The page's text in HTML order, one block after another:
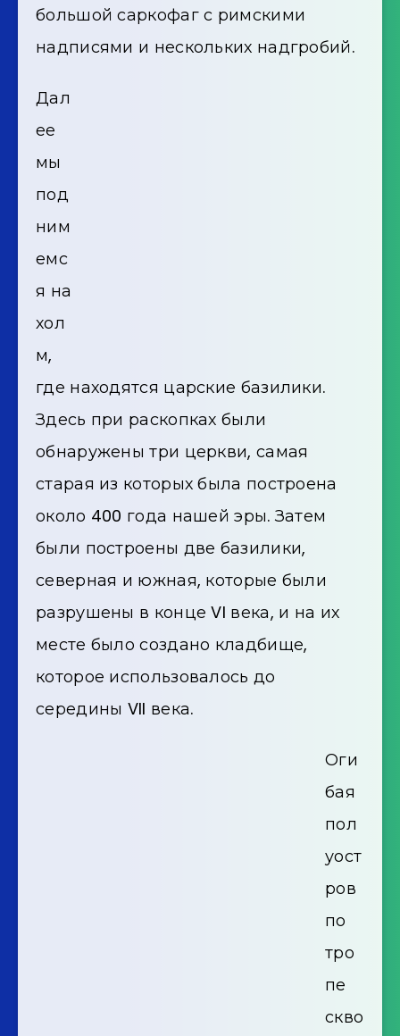
большой саркофаг с римскими
надписями и нескольких надгробий.
Дал
ее
мы
под
ним
емс
я на
хол
м,
где находятся царские базилики.
Здесь при раскопках были
обнаружены три церкви, самая
старая из которых была построена
около 400 года нашей эры. Затем
были построены две базилики,
северная и южная, которые были
разрушены в конце VI века, и на их
месте было создано кладбище,
которое использовалось до
середины VII века.
Оги
бая
пол
уост
ров
по
тро
пе
скво